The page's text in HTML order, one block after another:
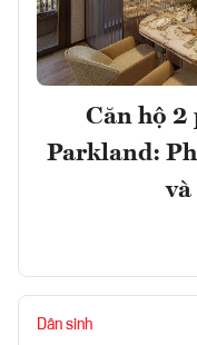
Căn hộ 2
Parkland:
và
Dân sinh